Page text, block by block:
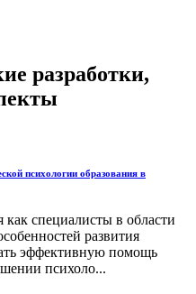
разработки,
психологии образования в
специалисты в области
развития
эффективную помощь
психоло...